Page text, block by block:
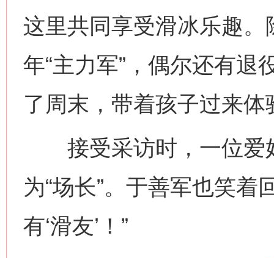
这里共同享受滑冰乐趣
年“主力军”，偶尔还有退
了周末，带着孩子过来
接受采访时，一位爱
为“场长”。于善军也笑着
有‘滑友’！”
这是一记警钟！ 谢